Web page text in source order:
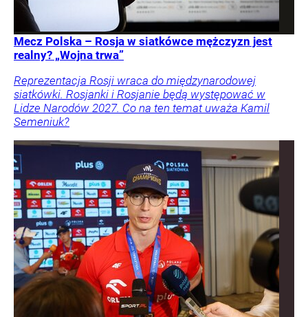
Mecz Polska – Rosja w siatkówce mężczyzn jest
realny? „Wojna trwa”
Reprezentacja Rosji wraca do międzynarodowej
siatkówki. Rosjanki i Rosjanie będą występować w
Lidze Narodów 2027. Co na ten temat uważa Kamil
Semeniuk?